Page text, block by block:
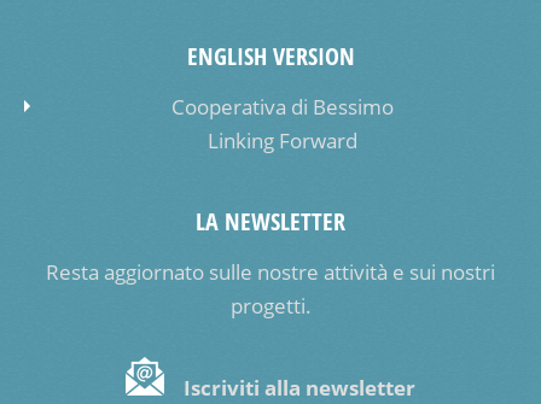
ENGLISH VERSION
Cooperativa di Bessimo
Linking Forward
LA NEWSLETTER
Resta aggiornato sulle nostre attività e sui nostri
progetti.
Iscriviti alla newsletter